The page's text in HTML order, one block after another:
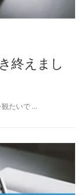
終えまし
観たいで …